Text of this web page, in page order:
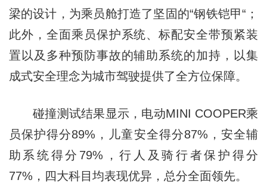
梁的设计，为乘员舱打造了坚固的“钢铁铠甲“；
此外，全面乘员保护系统、标配安全带预紧装
置以及多种预防事故的辅助系统的加持，以集
成式安全理念为城市驾驶提供了全方位保障。
碰撞测试结果显示，电动MINI COOPER乘
员保护得分89%，儿童安全得分87%，安全辅
助系统得分79%，行人及骑行者保护得分
77%，四大科目均表现优异，总分全面领先。